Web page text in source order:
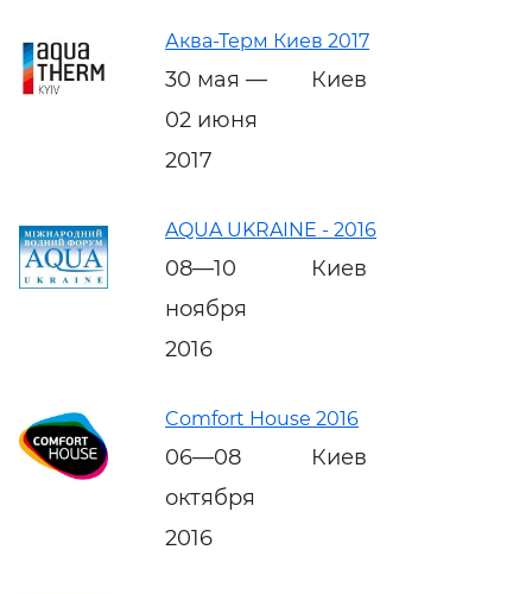
Аква-Терм Киев 2017
30 мая —
02 июня
2017
Киев
AQUA UKRAINE - 2016
08—10
ноября
2016
Киев
Comfort House 2016
06—08
октября
2016
Киев